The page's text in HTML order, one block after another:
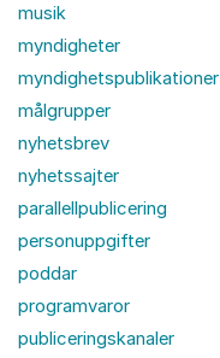
musik
myndigheter
myndighetspublikationer
målgrupper
nyhetsbrev
nyhetssajter
parallellpublicering
personuppgifter
poddar
programvaror
publiceringskanaler